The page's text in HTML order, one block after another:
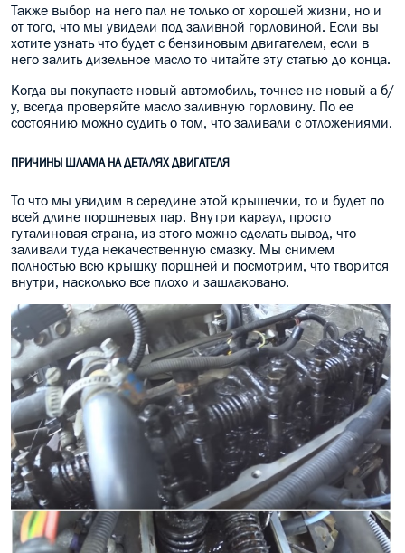
Также выбор на него пал не только от хорошей жизни, но и
от того, что мы увидели под заливной горловиной. Если вы
хотите узнать что будет с бензиновым двигателем, если в
него залить дизельное масло то читайте эту статью до конца.
Когда вы покупаете новый автомобиль, точнее не новый а б/
у, всегда проверяйте масло заливную горловину. По ее
состоянию можно судить о том, что заливали с отложениями.
ПРИЧИНЫ ШЛАМА НА ДЕТАЛЯХ ДВИГАТЕЛЯ
То что мы увидим в середине этой крышечки, то и будет по
всей длине поршневых пар. Внутри караул, просто
гуталиновая страна, из этого можно сделать вывод, что
заливали туда некачественную смазку. Мы снимем
полностью всю крышку поршней и посмотрим, что творится
внутри, насколько все плохо и зашлаковано.